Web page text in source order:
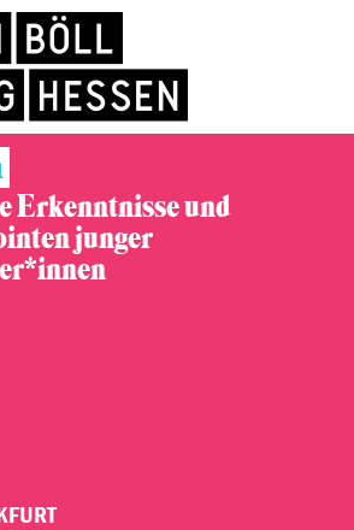
Erkenntnisse und
junger